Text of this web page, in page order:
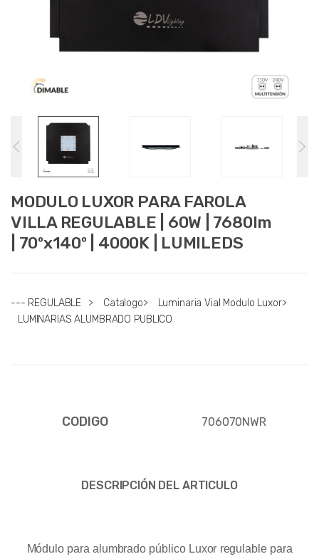
MODULO LUXOR PARA FAROLA
VILLA REGULABLE | 60W | 7680lm
| 70ºx140º | 4000K | LUMILEDS
--- REGULABLE > Catalogo> Luminaria Vial Modulo Luxor>
LUMINARIAS ALUMBRADO PUBLICO
CODIGO 706070NWR
DESCRIPCIÓN DEL ARTICULO
Módulo para alumbrado público Luxor regulable para